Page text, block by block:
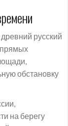
русский
обстановку
на берегу